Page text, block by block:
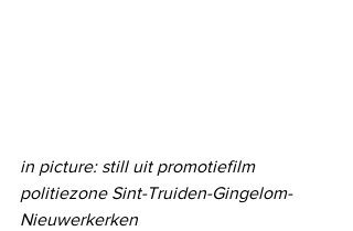
in picture: still uit promotiefilm
politiezone Sint-Truiden-Gingelom-
Nieuwerkerken